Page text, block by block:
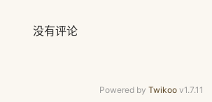
没有评论
Powered by Twikoo v1.7.11